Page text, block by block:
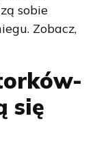
sobie
Zobacz,
się